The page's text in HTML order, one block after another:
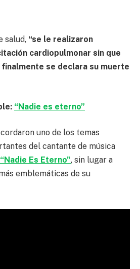
salud, “se le realizaron
cardiopulmonar sin que
se declara su muerte
“Nadie es eterno”
uno de los temas
del cantante de música
“Nadie Es Eterno”, sin lugar a
emblemáticas de su